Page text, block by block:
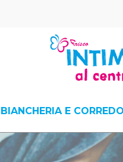
BIANCHERIA E CORREDO